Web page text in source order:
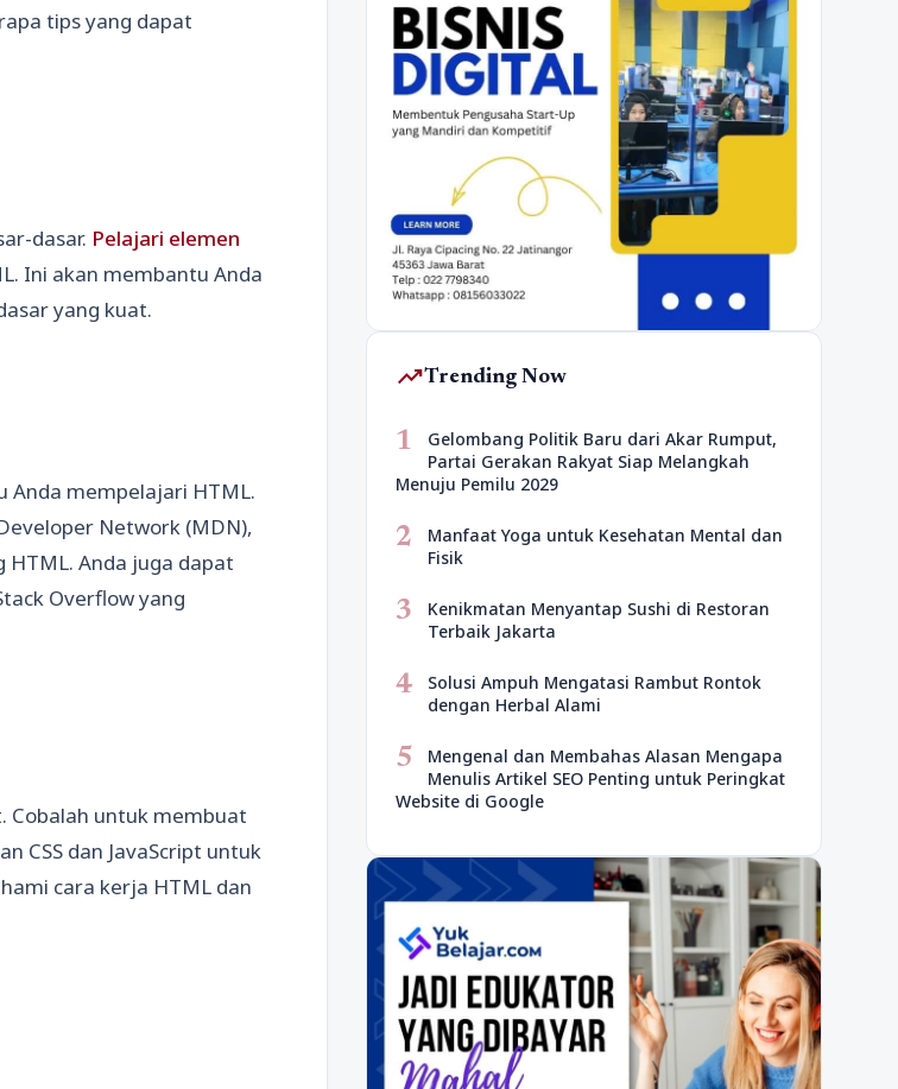
tips yang dapat
dasar. Pelajari elemen
Ini akan membantu Anda
yang kuat.
Anda mempelajari HTML.
Network (MDN),
Anda juga dapat
Overflow yang
Cobalah untuk membuat
CSS dan JavaScript untuk
cara kerja HTML dan
trending_upTrending Now
1
Gelombang Politik Baru dari Akar Rumput,
Partai Gerakan Rakyat Siap Melangkah
Menuju Pemilu 2029
2
Manfaat Yoga untuk Kesehatan Mental dan
Fisik
3
Kenikmatan Menyantap Sushi di Restoran
Terbaik Jakarta
4
Solusi Ampuh Mengatasi Rambut Rontok
dengan Herbal Alami
5
Mengenal dan Membahas Alasan Mengapa
Menulis Artikel SEO Penting untuk Peringkat
Website di Google